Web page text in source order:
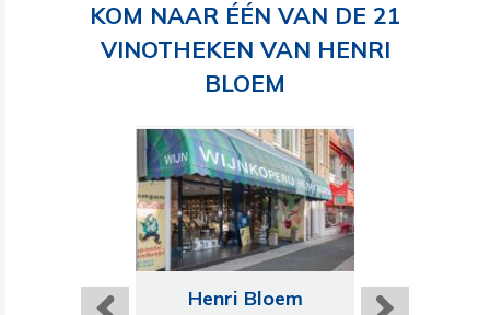
KOM NAAR ÉÉN VAN DE 21
VINOTHEKEN VAN HENRI
BLOEM
Henri Bloem